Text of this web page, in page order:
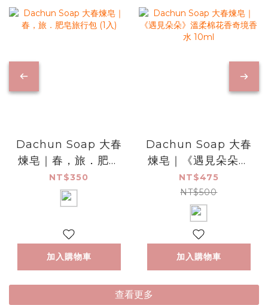
Dachun Soap 大春
煉皂｜春，旅．肥皂
旅行包 (1入)
NT$350
加入購物車
Dachun Soap 大春
煉皂｜《遇見朵朵》
溫柔棉花香奇境香水
10ml
NT$475
NT$500
加入購物車
查看更多